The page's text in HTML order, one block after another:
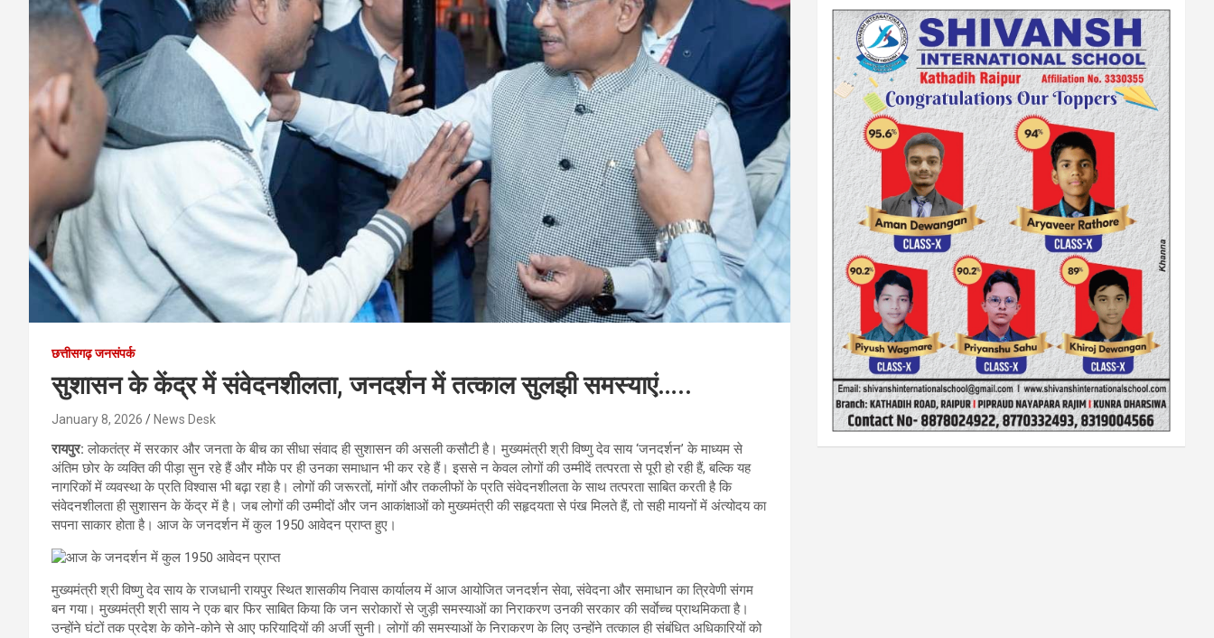
छत्तीसगढ़ जनसंपर्क
सुशासन के केंद्र में संवेदनशीलता, जनदर्शन में तत्काल सुलझी समस्याएं…..
January 8, 2026 News Desk
रायपुर:लोकतंत्र में सरकार और जनता के बीच का सीधा संवाद ही सुशासन की असली कसौटी है। मुख्यमंत्री श्री विष्णु देव साय ‘जनदर्शन’ के माध्यम से
अंतिम छोर के व्यक्ति की पीड़ा सुन रहे हैं और मौके पर ही उनका समाधान भी कर रहे हैं। इससे न केवल लोगों की उम्मीदें तत्परता से पूरी हो रही हैं, बल्कि यह
नागरिकों में व्यवस्था के प्रति विश्वास भी बढ़ा रहा है। लोगों की जरूरतों, मांगों और तकलीफों के प्रति संवेदनशीलता के साथ तत्परता साबित करती है कि
संवेदनशीलता ही सुशासन के केंद्र में है। जब लोगों की उम्मीदों और जन आकांक्षाओं को मुख्यमंत्री की सहृदयता से पंख मिलते हैं, तो सही मायनों में अंत्योदय का
सपना साकार होता है। आज के जनदर्शन में कुल 1950 आवेदन प्राप्त हुए।
मुख्यमंत्री श्री विष्णु देव साय के राजधानी रायपुर स्थित शासकीय निवास कार्यालय में आज आयोजित जनदर्शन सेवा, संवेदना और समाधान का त्रिवेणी संगम
बन गया। मुख्यमंत्री श्री साय ने एक बार फिर साबित किया कि जन सरोकारों से जुड़ी समस्याओं का निराकरण उनकी सरकार की सर्वाेच्च प्राथमिकता है।
उन्होंने घंटों तक प्रदेश के कोने-कोने से आए फरियादियों की अर्जी सुनी। लोगों की समस्याओं के निराकरण के लिए उन्होंने तत्काल ही संबंधित अधिकारियों को